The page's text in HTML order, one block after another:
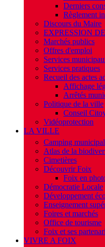
Derniers
Règlement
Discours du Maire
EXPRESSION
Marchés publics
Offres d'emploi
Services
Services pratiques
Recueil des actes
Affichage
Arrêtés
Politique de la ville
Conseil
Vidéoprotection
LA VILLE
Camping municipal
Atlas de la
Cimetières
Découvrir Foix
Foix en
Démocratie Locale
Développement
Enseignement
Foires et marchés
Office de tourisme
Foix et ses
VIVRE A FOIX